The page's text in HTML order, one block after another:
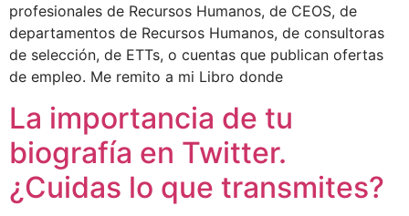
profesionales de Recursos Humanos, de CEOS, de
departamentos de Recursos Humanos, de consultoras
de selección, de ETTs, o cuentas que publican ofertas
de empleo. Me remito a mi Libro donde
La importancia de tu
biografía en Twitter.
¿Cuidas lo que transmites?